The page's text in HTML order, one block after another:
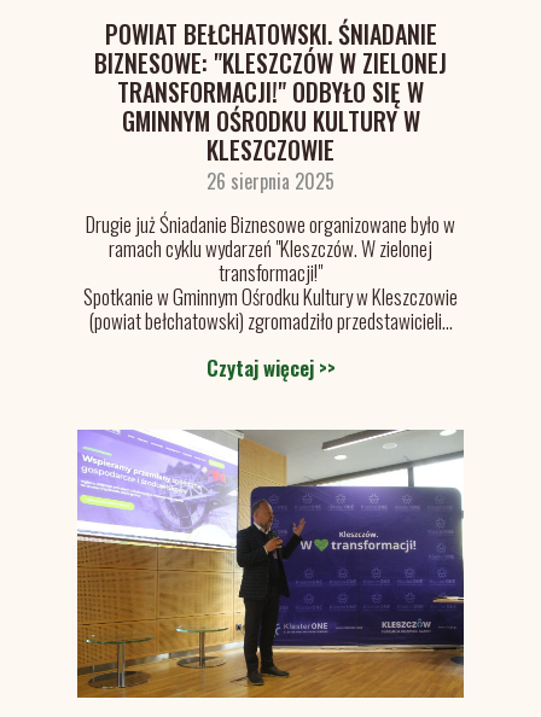
POWIAT BEŁCHATOWSKI. ŚNIADANIE
BIZNESOWE: "KLESZCZÓW W ZIELONEJ
TRANSFORMACJI!" ODBYŁO SIĘ W
GMINNYM OŚRODKU KULTURY W
KLESZCZOWIE
26 sierpnia 2025
Drugie już Śniadanie Biznesowe organizowane było w
ramach cyklu wydarzeń "Kleszczów. W zielonej
transformacji!"
Spotkanie w Gminnym Ośrodku Kultury w Kleszczowie
(powiat bełchatowski) zgromadziło przedstawicieli...
Czytaj więcej >>
Zgoda na pliki cookie
Cookies to małe pliki danych, które są
przeglądania stron internetowych. Używamy ich do
poprawy działania serwisu, personalizacji treści,
oraz analizy ruchu na stronie.
Dostosuj Zezwól na wszystkie